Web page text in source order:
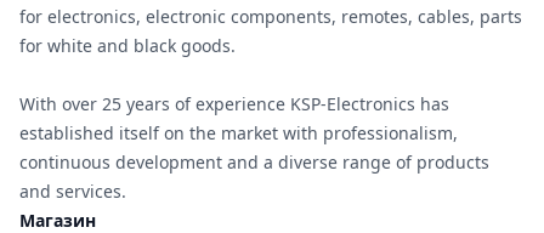
for electronics, electronic components, remotes, cables, parts
for white and black goods.
With over 25 years of experience KSP-Electronics has
established itself on the market with professionalism,
continuous development and a diverse range of products
and services.
Магазин